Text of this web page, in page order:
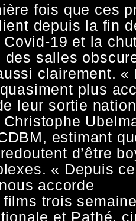
fois que ces
depuis la fin
19 et la
des salles
clairement. «
plus
leur sortie
estimant
d’être
« Depuis
accorde
trois
et Pathé,